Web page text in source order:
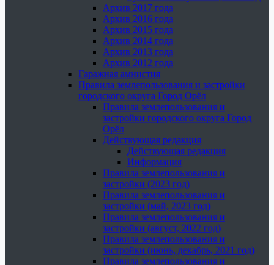
Архив 2017 года
Архив 2016 года
Архив 2015 года
Архив 2014 года
Архив 2013 года
Архив 2012 года
Гаражная амнистия
Правила землепользования и застройки
городского округа Город Орёл
Правила землепользования и
застройки городского округа Город
Орёл
Действующая редакция
Действующая редакция
Информация
Правила землепользования и
застройки (2023 год)
Правила землепользования и
застройки (май, 2023 год)
Правила землепользования и
застройки (август, 2022 год)
Правила землепользования и
застройки (июнь, декабрь, 2021 год)
Правила землепользования и